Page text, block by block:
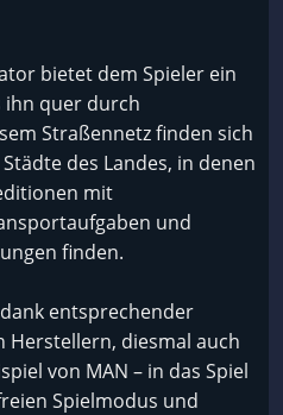
bietet dem Spieler ein
ihn quer durch
Straßennetz finden sich
des Landes, in denen
mit
und
finden.
entsprechender
Herstellern, diesmal auch
von MAN – in das Spiel
Spielmodus und